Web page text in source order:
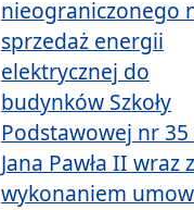
nieograniczonego
sprzedaż energii
elektrycznej do
budynków Szkoły
Podstawowej nr
Jana Pawła II wraz z
wykonaniem